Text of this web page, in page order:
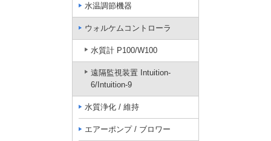
水温調節機器
ウォルケムコントローラ
水質計 P100/W100
遠隔監視装置 Intuition-
6/Intuition-9
水質浄化 / 維持
エアーポンプ / ブロワー